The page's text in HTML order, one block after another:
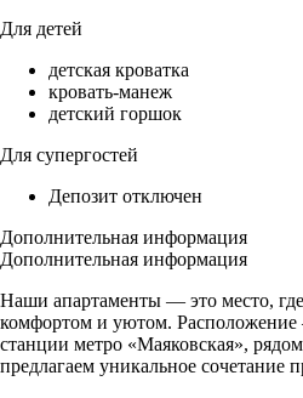
Для детей
детская кроватка
кровать-манеж
детский горшок
Для супергостей
Депозит отключен
Дополнительная информация
Дополнительная информация
Наши апартаменты — это место,
комфортом и уютом. Расположение
станции метро «Маяковская»,
предлагаем уникальное сочетание